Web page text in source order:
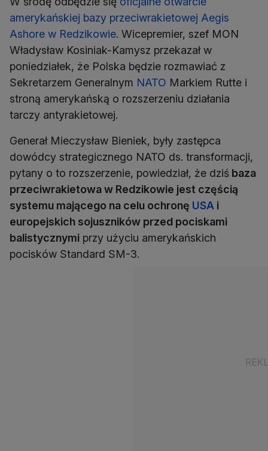
amerykańskiej bazy przeciwrakietowej Aegis
Ashore w Redzikowie. Wicepremier, szef MON
Władysław Kosiniak-Kamysz przekazał w
poniedziałek, że Polska będzie rozmawiać z
Sekretarzem Generalnym NATO Markiem Rutte i
stroną amerykańską o rozszerzeniu działania
tarczy antyrakietowej.
Generał Mieczysław Bieniek, były zastępca
dowódcy strategicznego NATO ds. transformacji,
pytany o to rozszerzenie, powiedział, że dziś baza
przeciwrakietowa w Redzikowie jest częścią
systemu mającego na celu ochronę USA i
europejskich sojuszników przed pociskami
balistycznymi przy użyciu amerykańskich
pocisków Standard SM-3.